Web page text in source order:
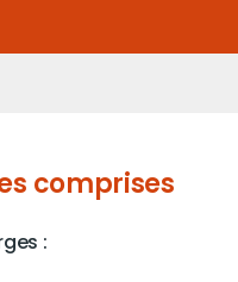
comprises
: